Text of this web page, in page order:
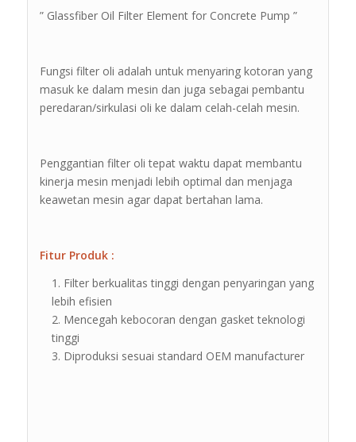
” Glassfiber Oil Filter Element for Concrete Pump ”
Fungsi filter oli adalah untuk menyaring kotoran yang
masuk ke dalam mesin dan juga sebagai pembantu
peredaran/sirkulasi oli ke dalam celah-celah mesin.
Penggantian filter oli tepat waktu dapat membantu
kinerja mesin menjadi lebih optimal dan menjaga
keawetan mesin agar dapat bertahan lama.
Fitur Produk :
Filter berkualitas tinggi dengan penyaringan yang
lebih efisien
Mencegah kebocoran dengan gasket teknologi
tinggi
Diproduksi sesuai standard OEM manufacturer